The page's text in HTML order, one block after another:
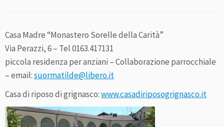
Casa Madre “Monastero Sorelle della Carità”
Via Perazzi, 6 – Tel 0163.417131
piccola residenza per anziani – Collaborazione parrocchiale
– email:suormatilde@libero.it
Casa di riposo di grignasco:www.casadiriposogrignasco.it